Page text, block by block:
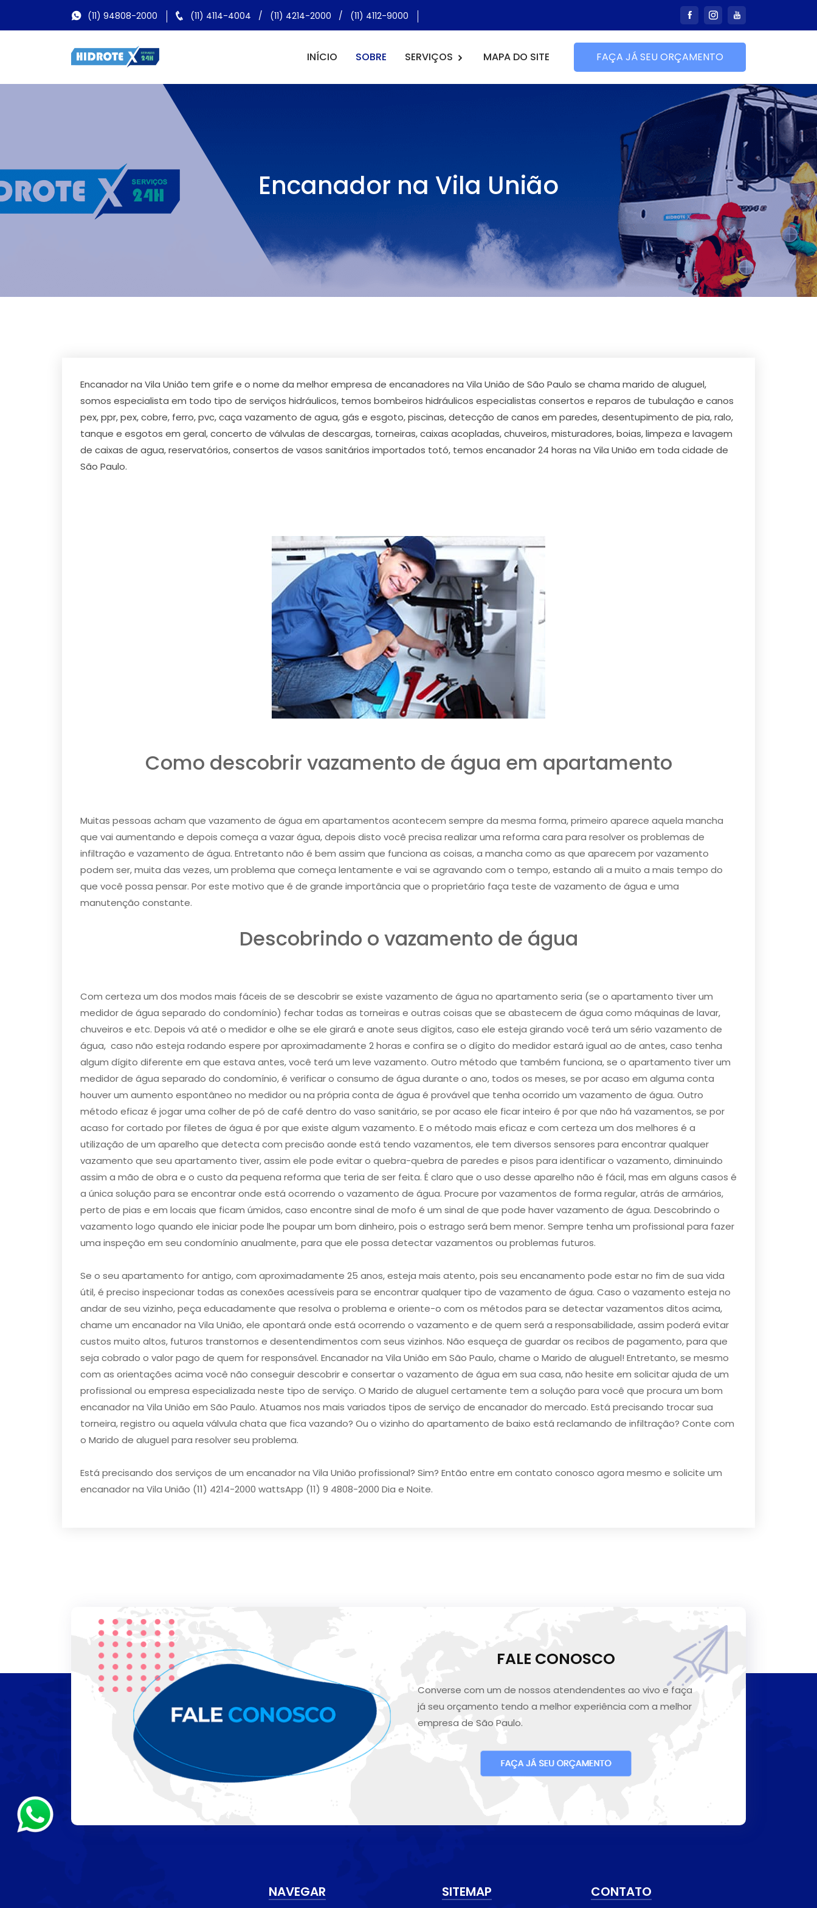
(11) 94808-2000 (11) 4114-4004 / (11) 4214-2000 / (11) 4112-9000
INÍCIO SOBRE SERVIÇOS MAPA DO SITE FAÇA JÁ SEU ORÇAMENTO
Encanador na Vila União
Encanador na Vila União tem grife e o nome da melhor empresa de encanadores na Vila União de São Paulo se chama marido de aluguel,
somos especialista em todo tipo de serviços hidráulicos, temos bombeiros hidráulicos especialistas consertos e reparos de tubulação e canos
pex, ppr, pex, cobre, ferro, pvc, caça vazamento de agua, gás e esgoto, piscinas, detecção de canos em paredes, desentupimento de pia, ralo,
tanque e esgotos em geral, concerto de válvulas de descargas, torneiras, caixas acopladas, chuveiros, misturadores, boias, limpeza e lavagem
de caixas de agua, reservatórios, consertos de vasos sanitários importados totó, temos encanador 24 horas na Vila União em toda cidade de
São Paulo.
Como descobrir vazamento de água em apartamento
Muitas pessoas acham que ​vazamento de água em apartamentos acontecem sempre da mesma forma, primeiro aparece aquela mancha
que vai aumentando e depois começa a vazar água, depois disto você precisa realizar uma reforma cara para resolver os problemas de
infiltração e vazamento de água. Entretanto não é bem assim que funciona as coisas, a mancha como as que aparecem por vazamento
podem ser, muita das vezes, um problema que começa lentamente e vai se agravando com o tempo, estando ali a muito a mais tempo do
que você possa pensar. Por este motivo que é de grande importância que o proprietário faça teste de vazamento de água​ e uma
manutenção constante.
Descobrindo o vazamento de água
Com certeza um dos modos mais fáceis de se descobrir se existe vazamento de água no apartamento seria (se o apartamento tiver um
medidor de água separado do condomínio) fechar todas as torneiras e outras coisas que se abastecem de água como máquinas de lavar,
chuveiros e etc. Depois vá até o medidor e olhe se ele girará e anote seus dígitos, caso ele esteja girando você terá um sério ​vazamento de
água, ​ caso não esteja rodando espere por aproximadamente 2 horas e confira se o dígito do medidor estará igual ao de antes, caso tenha
algum dígito diferente em que estava antes, você terá um leve vazamento. Outro método que também funciona, se o apartamento tiver um
medidor de água separado do condomínio, é verificar o consumo de água durante o ano, todos os meses, se por acaso em alguma conta
houver um aumento espontâneo no medidor ou na própria conta de água é provável que tenha ocorrido um vazamento de água. Outro
método eficaz é jogar uma colher de pó de café dentro do vaso sanitário, se por acaso ele ficar inteiro é por que não há vazamentos, se por
acaso for cortado por filetes de água é por que existe algum vazamento. E o método mais eficaz e com certeza um dos melhores é a
utilização de um aparelho que detecta com precisão aonde está tendo vazamentos, ele tem diversos sensores para encontrar qualquer
vazamento que seu apartamento tiver, assim ele pode evitar o quebra-quebra de paredes e pisos para identificar o vazamento, diminuindo
assim a mão de obra e o custo da pequena reforma que teria de ser feita. É claro que o uso desse aparelho não é fácil, mas em alguns casos é
a única solução para se encontrar onde está ocorrendo o vazamento de água. Procure por vazamentos de forma regular, atrás de armários,
perto de pias e em locais que ficam úmidos, caso encontre sinal de mofo é um sinal de que pode haver vazamento de água. Descobrindo o
vazamento logo quando ele iniciar pode lhe poupar um bom dinheiro, pois o estrago será bem menor. Sempre tenha um profissional para fazer
uma inspeção em seu condomínio anualmente, para que ele possa detectar vazamentos ou problemas futuros.
Se o seu apartamento for antigo, com aproximadamente 25 anos, esteja mais atento, pois seu encanamento pode estar no fim de sua vida
útil, é preciso inspecionar todas as conexões acessíveis para se encontrar qualquer tipo de vazamento de água. Caso o vazamento esteja no
andar de seu vizinho, peça educadamente que resolva o problema e oriente-o com os métodos para se detectar vazamentos ditos acima,
chame um encanador na Vila União, ele apontará onde está ocorrendo o vazamento e de quem será a responsabilidade, assim poderá evitar
custos muito altos, futuros transtornos e desentendimentos com seus vizinhos. Não esqueça de guardar os recibos de pagamento, para que
seja cobrado o valor pago de quem for responsável. Encanador na Vila União em São Paulo, chame o Marido de aluguel! Entretanto, se mesmo
com as orientações acima você não conseguir descobrir e consertar o vazamento de água em sua casa, não hesite em solicitar ajuda de um
profissional ou empresa especializada neste tipo de serviço. O Marido de aluguel certamente tem a solução para você que procura um ​bom
encanador na Vila União​ em São Paulo. Atuamos nos mais variados tipos de ​serviço de encanador​ do mercado. Está precisando trocar sua
torneira, registro ou aquela válvula chata que fica vazando? Ou o vizinho do apartamento de baixo está reclamando de infiltração? Conte com
o Marido de aluguel para resolver seu problema.
Está precisando dos serviços de um encanador na Vila União profissional? Sim? Então entre em contato conosco agora mesmo e solicite um
encanador na Vila União (11) 4214-2000 wattsApp (11) 9 4808-2000 Dia e Noite.
FALE CONOSCO
Converse com um de nossos atendendentes ao vivo e faça
já seu orçamento tendo a melhor experiência com a melhor
empresa de São Paulo.
NAVEGAR SITEMAP CONTATO